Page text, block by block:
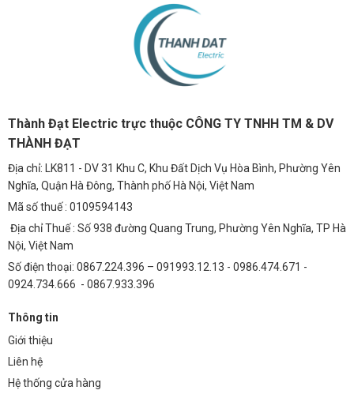
Đèn có ba lựa chọn màu sắc ánh sáng: trắng (6000K), trung tính
(4000K) và vàng (3000K), đáp ứng mọi nhu cầu chiếu sáng khác
2. Tiêu chuẩn chống nước của đèn là gì?
trong mọi điều kiện thời tiết.
3. Tuổi thọ của đèn là bao lâu?
Tuổi thọ trung bình của đèn là 50.000 giờ, tương đương khoảng 10
năm sử dụng liên tục.
4. Đèn có bảo hành không?
Có, Thành Đạt LED cung cấp chế độ bảo hành 2 năm cho đèn LED
TDL-FL.
5. Làm thế nào để lắp đặt đèn LED TDL-FL?
Việc lắp đặt đèn LED TDL-FL khá đơn giản, tuy nhiên, chúng tôi
khuyến nghị bạn nên sử dụng dịch vụ lắp đặt chuyên nghiệp để đảm
bảo an toàn và hiệu quả.
Liên Kết Hữu Ích
Thành Đạt Electric trực thuộc CÔNG TY TNHH TM & DV
THÀNH ĐẠT
Địa chỉ: LK811 - DV 31 Khu C, Khu Đất Dịch Vụ Hòa Bình, Phường Yên
Nghĩa, Quận Hà Đông, Thành phố Hà Nội, Việt Nam
Mã số thuế : 0109594143
Địa chỉ Thuế : Số 938 đường Quang Trung, Phường Yên Nghĩa, TP Hà
Nội, Việt Nam
Số điện thoại: 0867.224.396 – 091993.12.13 - 0986.474.671 -
0924.734.666 - 0867.933.396
Thông tin
Giới thiệu
Liên hệ
Hệ thống cửa hàng